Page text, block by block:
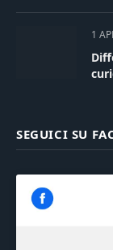
1
SEGUICI SU